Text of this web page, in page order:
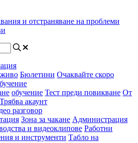
и отстраняване на проблеми
Бюлетини Очаквайте скоро
обучение Тест преди повикване От
Трябва акаунт
разговор
Зона за чакане Администрация
и видеоклипове Работни
и инструменти Табло на